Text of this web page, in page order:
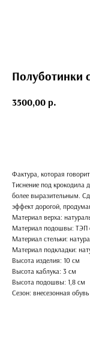
Полуботинки
3500,00 р.
Фактура, которая
Тиснение под крокодила
более выразительным.
эффект дорогой,
Материал верха:
Материал подошвы: ТЭП
Материал стельки:
Материал подкладки:
Высота изделия: 10 см
Высота каблука: 3 см
Высота подошвы: 1,8 см
Сезон: внесезонная обувь